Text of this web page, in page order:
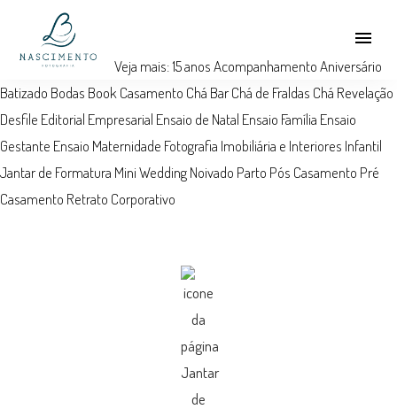
menu
Veja mais:15 anos AcompanhamentoAniversário
Batizado Bodas Book Casamento Chá BarChá de Fraldas Chá Revelação
Desfile Editorial Empresarial Ensaio de Natal Ensaio Família Ensaio
Gestante Ensaio Maternidade Fotografia Imobiliária e Interiores Infantil
Jantar de Formatura Mini WeddingNoivado Parto Pós Casamento Pré
Casamento Retrato Corporativo